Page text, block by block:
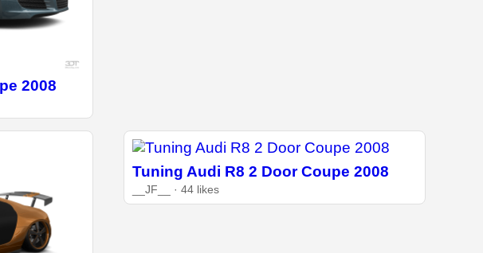
2008
Tuning Audi R8 2 Door Coupe 2008
__JF__ · 44 likes